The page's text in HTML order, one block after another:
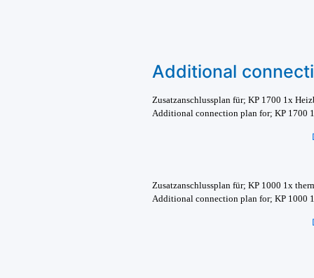
Additional
Zusatzanschlussplan für; KP 1700 1x
Additional connection plan for; KP 1700
Zusatzanschlussplan für; KP 1000 1x
Additional connection plan for; KP 1000